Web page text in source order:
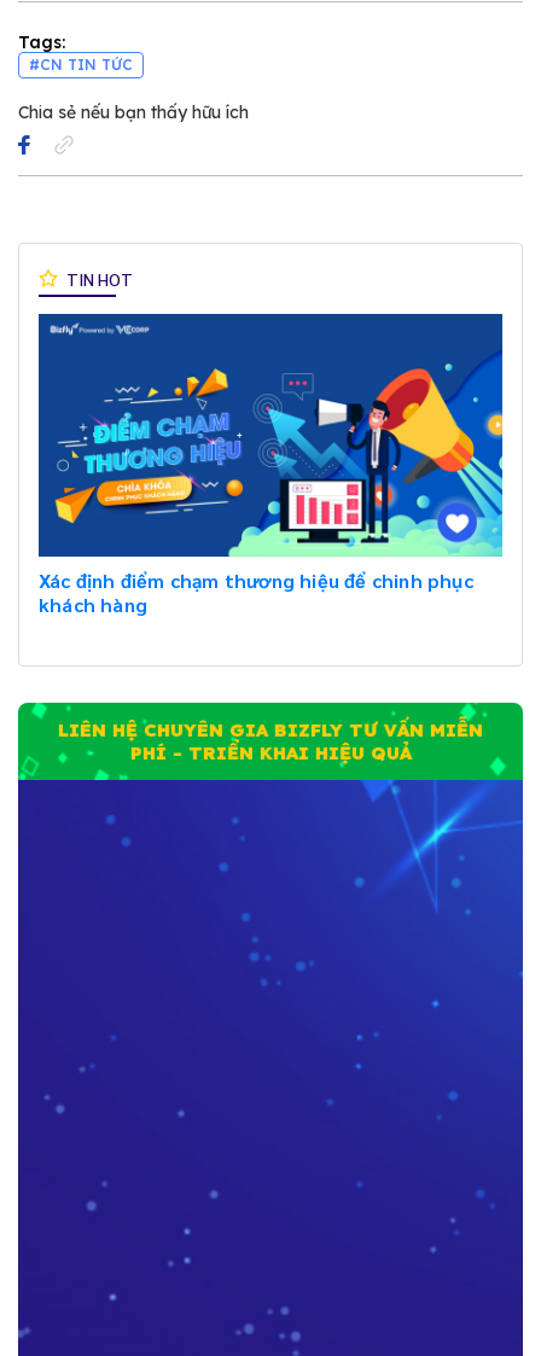
thành công
Tags:
#CN TIN TỨC
Chia sẻ nếu bạn thấy hữu ích
TIN HOT
Xác định điểm chạm thương hiệu để chinh phục
khách hàng
LIÊN HỆ CHUYÊN GIA BIZFLY TƯ VẤN MIỄN
PHÍ - TRIỂN KHAI HIỆU QUẢ